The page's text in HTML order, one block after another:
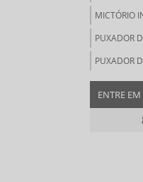
MICTÓRIO
PUXADOR
PUXADOR
ENTRE